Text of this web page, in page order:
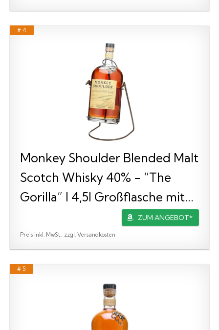
# 4
Monkey Shoulder Blended Malt
Scotch Whisky 40% - “The
Gorilla” I 4,5l Großflasche mit...
ZUM ANGEBOT*
Preis inkl. MwSt., zzgl. Versandkosten
# 5